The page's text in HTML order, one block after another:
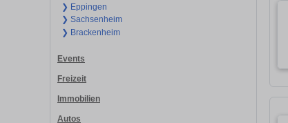
❯ Eppingen
❯ Sachsenheim
❯ Brackenheim
Events
Freizeit
Immobilien
Autos